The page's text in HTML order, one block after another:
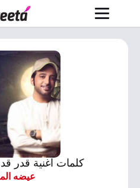
كلمات اغنية قدر
عيضه